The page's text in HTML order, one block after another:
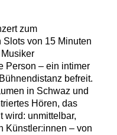
zum
von 15 Minuten
Person – ein intimer
befreit.
in Schwaz und
Hören, das
wird: unmittelbar,
Künstler:innen – von